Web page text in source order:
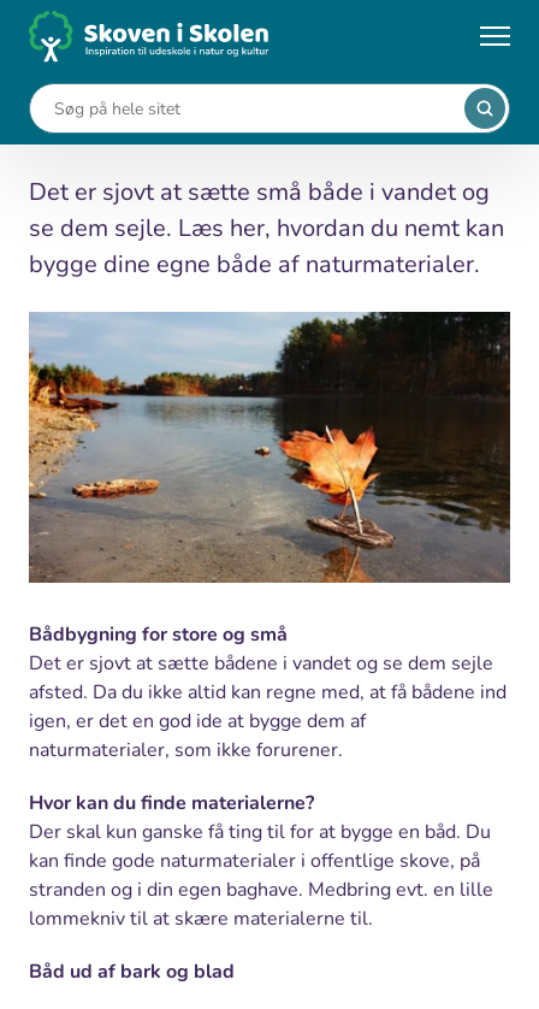
... Aktiviteter Byg små både
Byg små både
Det er sjovt at sætte små både i vandet og
se dem sejle. Læs her, hvordan du nemt kan
bygge dine egne både af naturmaterialer.
Bådbygning for store og små
Det er sjovt at sætte bådene i vandet og se dem sejle
afsted. Da du ikke altid kan regne med, at få bådene ind
igen, er det en god ide at bygge dem af
naturmaterialer, som ikke forurener.
Hvor kan du finde materialerne?
Der skal kun ganske få ting til for at bygge en båd. Du
kan finde gode naturmaterialer i offentlige skove, på
stranden og i din egen baghave. Medbring evt. en lille
lommekniv til at skære materialerne til.
Båd ud af bark og blad